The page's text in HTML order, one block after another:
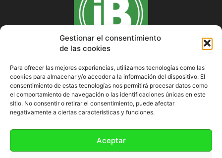
Gestionar el consentimiento
de las cookies
Para ofrecer las mejores experiencias, utilizamos tecnologías como las
cookies para almacenar y/o acceder a la información del dispositivo. El
consentimiento de estas tecnologías nos permitirá procesar datos como
el comportamiento de navegación o las identificaciones únicas en este
sitio. No consentir o retirar el consentimiento, puede afectar
negativamente a ciertas características y funciones.
Aceptar
SOBRE NOSOTROS